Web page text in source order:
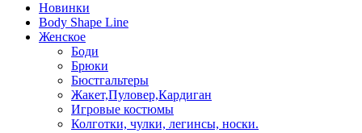
Новинки
Body Shape Line
Женское
Боди
Брюки
Бюстгальтеры
Жакет,Пуловер,Кардиган
Игровые костюмы
Колготки, чулки, легинсы, носки.